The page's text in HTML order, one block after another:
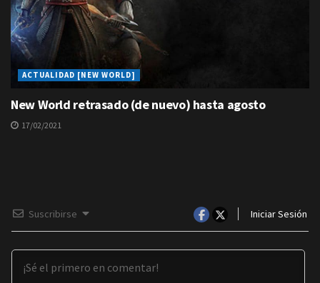
ACTUALIDAD [NEW WORLD]
New World retrasado (de nuevo) hasta agosto
17/02/2021
Suscribirse Iniciar Sesión